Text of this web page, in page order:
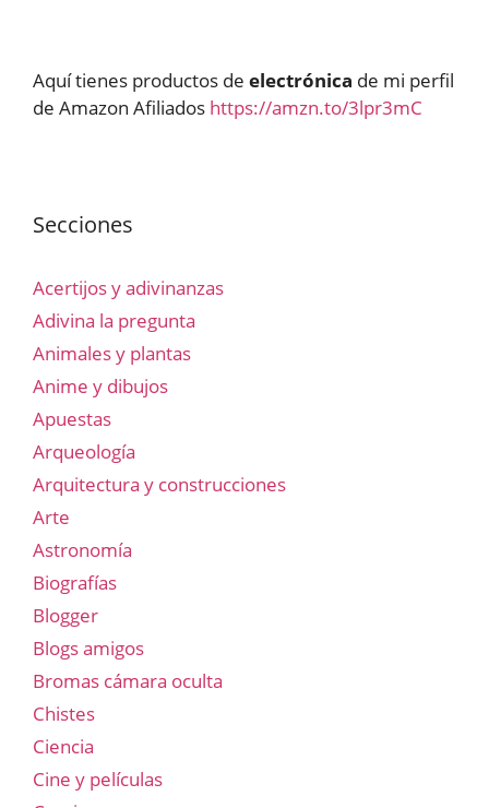
Aquí tienes productos de electrónica de mi perfil
de Amazon Afiliados https://amzn.to/3lpr3mC
Secciones
Acertijos y adivinanzas
Adivina la pregunta
Animales y plantas
Anime y dibujos
Apuestas
Arqueología
Arquitectura y construcciones
Arte
Astronomía
Biografías
Blogger
Blogs amigos
Bromas cámara oculta
Chistes
Ciencia
Cine y películas